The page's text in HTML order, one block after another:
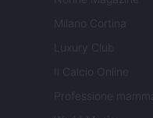
Milano Cortina
Luxury Club
Il Calcio Online
Professione mamma